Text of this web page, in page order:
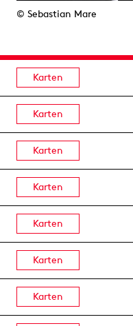
© Sebastian Mare
Karten
Karten
Karten
Karten
Karten
Karten
Karten